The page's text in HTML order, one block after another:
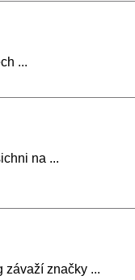
...
na ...
závaží značky ...